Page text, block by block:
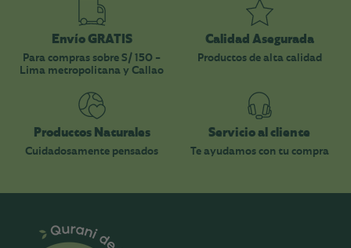
Envío GRATIS
Para compras sobre S/ 150 -
Lima metropolitana y Callao
Calidad Asegurada
Productos de alta calidad
Productos Naturales
Cuidadosamente pensados
Servicio al cliente
Te ayudamos con tu compra